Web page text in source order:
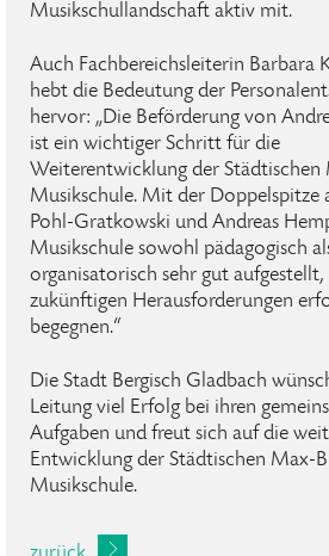
Musikschullandschaft aktiv mit.
Auch Fachbereichsleiterin Barbara
hebt die Bedeutung der
hervor: „Die Beförderung von
ist ein wichtiger Schritt für die
Weiterentwicklung der Städtischen
Musikschule. Mit der Doppelspitze
Pohl-Gratkowski und Andreas
Musikschule sowohl pädagogisch
organisatorisch sehr gut aufgestellt,
zukünftigen Herausforderungen
begegnen.“
Die Stadt Bergisch Gladbach
Leitung viel Erfolg bei ihren
Aufgaben und freut sich auf die
Entwicklung der Städtischen Max-
Musikschule.